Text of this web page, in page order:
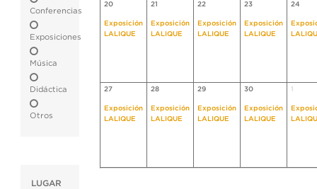
Conferencias
Exposiciones
Música
Didáctica
Otros
LUGAR
20
Exposición
LALIQUE
21
Exposición
LALIQUE
22
Exposición
LALIQUE
23
Exposición
LALIQUE
24
27
Exposición
LALIQUE
28
Exposición
LALIQUE
29
Exposición
LALIQUE
30
Exposición
LALIQUE